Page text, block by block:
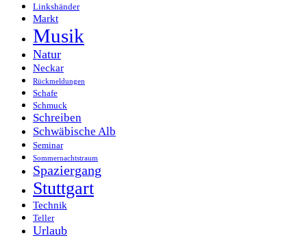
Linkshänder
Markt
Musik
Natur
Neckar
Rückmeldungen
Schafe
Schmuck
Schreiben
Schwäbische Alb
Seminar
Sommernachtstraum
Spaziergang
Stuttgart
Technik
Teller
Urlaub